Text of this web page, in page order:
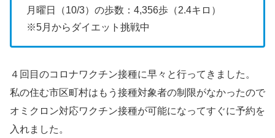
月曜日（10/3）の歩数：4,356歩（2.4キロ）
※5月からダイエット挑戦中
４回目のコロナワクチン接種に早々と行ってきました。
私の住む市区町村はもう接種対象者の制限がなかったので
オミクロン対応ワクチン接種が可能になってすぐに予約を
入れました。